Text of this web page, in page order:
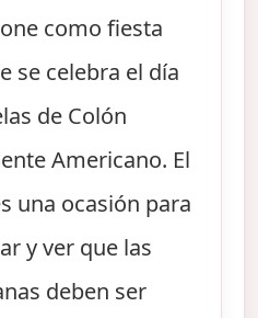
como fiesta
se celebra el día
de Colón
Americano. El
una ocasión para
y ver que las
deben ser